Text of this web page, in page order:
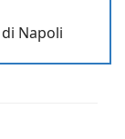
Napoli